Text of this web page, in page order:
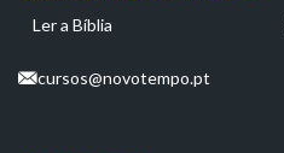
Ler a Bíblia
cursos@novotempo.pt